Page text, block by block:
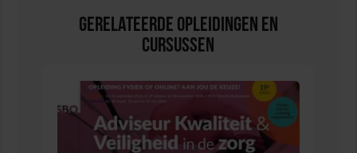
Gerelateerde Opleidingen en
Cursussen